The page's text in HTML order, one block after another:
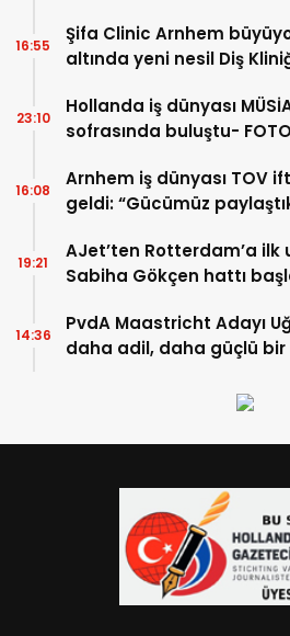
Şifa Clinic Arnhem
altında yeni nesil Diş
16:55
Hollanda iş dünyası
sofrasında buluştu- FOTO
23:10
Arnhem iş dünyası TOV
geldi: “Gücümüz
16:08
AJet’ten Rotterdam’a ilk
Sabiha Gökçen hattı
19:21
PvdA Maastricht Adayı
daha adil, daha güçlü bir
14:36